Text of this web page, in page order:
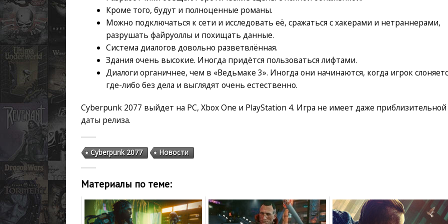
Кроме того, будут и полноценные романы.
Можно подключаться к сети и исследовать её, сражаться с хакерами и нетраннерами,
разрушать файруоллы и похищать данные.
Система диалогов довольно разветвлённая.
Здания очень высокие. Иногда придётся пользоваться лифтами.
Диалоги органичнее, чем в «Ведьмаке 3». Иногда они начинаются, когда игрок
где-либо без дела и выглядят очень естественно.
Cyberpunk 2077 выйдет на PC, Xbox One и PlayStation 4. Игра не имеет даже приблизительной
даты релиза.
Cyberpunk 2077 Новости
Материалы по теме: